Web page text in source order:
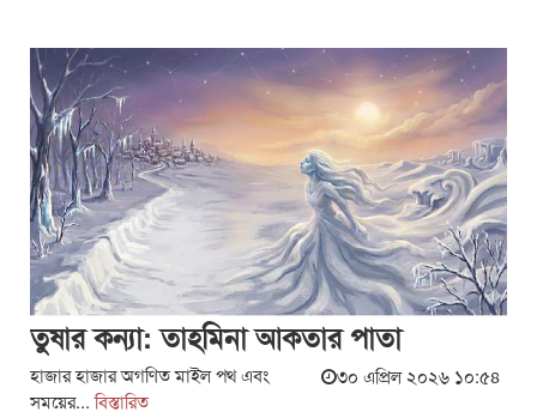
তুষার কন্যা: তাহমিনা আকতার পাতা
৩০ এপ্রিল ২০২৬ ১০:৫৪
হাজার হাজার অগণিত মাইল পথ এবং
সময়ের...বিস্তারিত